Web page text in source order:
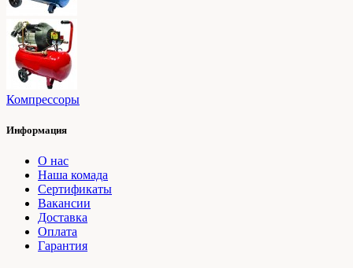
Компрессоры
Информация
О нас
Наша комада
Сертификаты
Вакансии
Доставка
Оплата
Гарантия